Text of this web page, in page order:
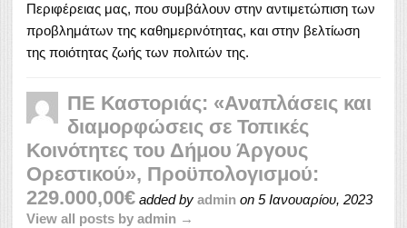
Περιφέρειας μας, που συμβάλουν στην αντιμετώπιση των
προβλημάτων της καθημερινότητας, και στην βελτίωση
της ποιότητας ζωής των πολιτών της.
ΠΕ Καστοριάς: «Αναπλάσεις και
διαμορφώσεις σε Τοπικές
Κοινότητες του Δήμου Άργους
Ορεστικού», Προϋπολογισμού:
229.000,00€ added by admin on 5 Ιανουαρίου, 2023
View all posts by admin →